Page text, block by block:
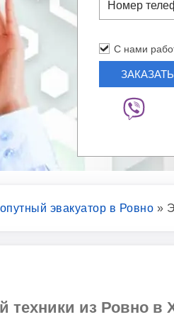
С нами
эвакуатор в Ровно »
техники из Ровно в